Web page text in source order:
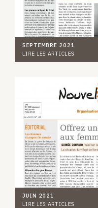
SEPTEMBRE 2021
LIRE LES ARTICLES
JUIN 2021
LIRE LES ARTICLES